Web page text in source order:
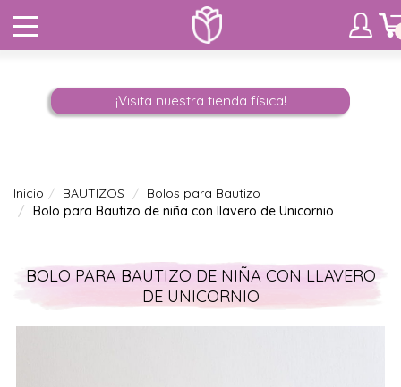
¡Visita nuestra tienda física!
Inicio BAUTIZOS
Bolos para Bautizo
Bolo para Bautizo de niña con llavero de Unicornio
BOLO PARA BAUTIZO DE NIÑA CON LLAVERO
DE UNICORNIO